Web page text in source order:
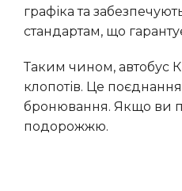
графіка та
стандартам, що
Таким чином, автобус Краків – Дніпро є оптимальним рішенням для тих, хто хоче подорожувати без зайвих
клопотів. Це
бронювання. Якщо ви
подорожжю.